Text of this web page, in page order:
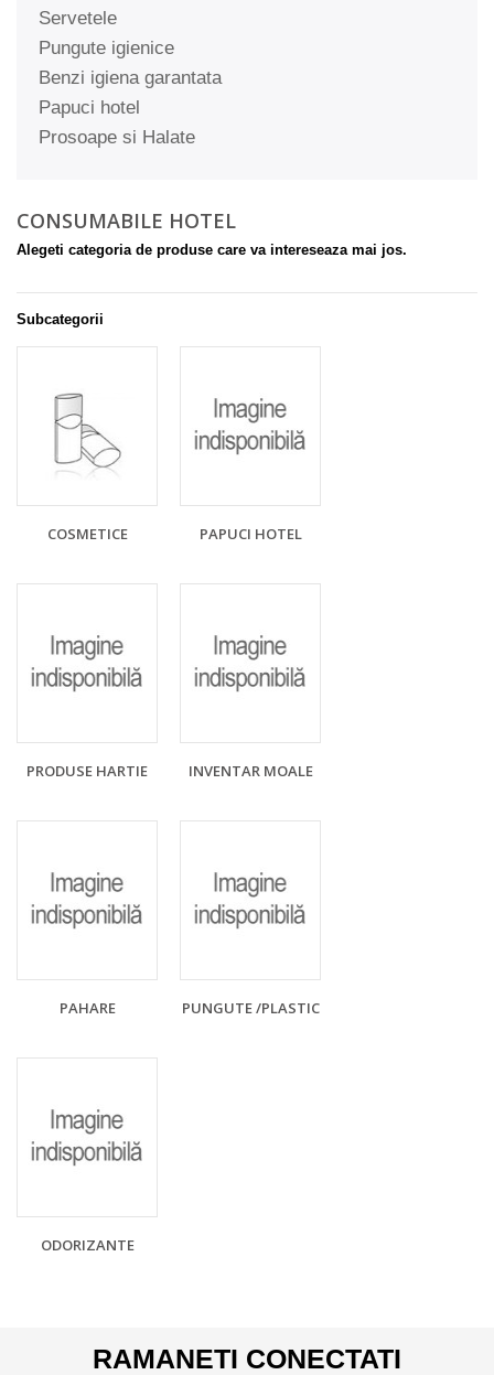
Servetele
Pungute igienice
Benzi igiena garantata
Papuci hotel
Prosoape si Halate
CONSUMABILE HOTEL
Alegeti categoria de produse care va intereseaza mai jos.
Subcategorii
COSMETICE PAPUCI HOTEL
PRODUSE HARTIE INVENTAR MOALE
PAHARE PUNGUTE /PLASTIC
ODORIZANTE
RAMANETI CONECTATI